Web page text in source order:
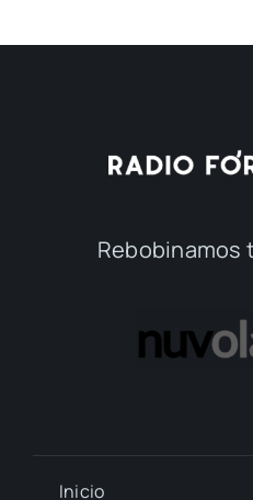
Rebobinamos
Inicio